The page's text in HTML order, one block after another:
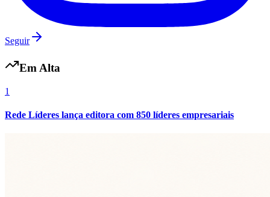
Seguir
Em Alta
1
Rede Líderes lança editora com 850 líderes empresariais